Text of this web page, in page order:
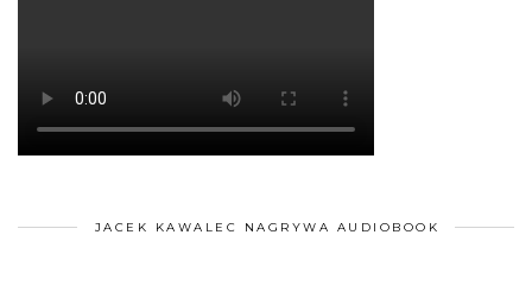
JACEK KAWALEC NAGRYWA AUDIOBOOK